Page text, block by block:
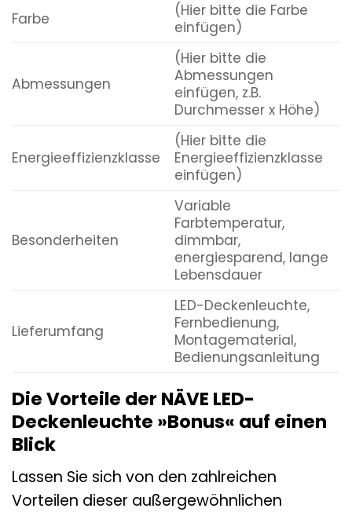
Farbe
(Hier bitte die Farbe
einfügen)
Abmessungen
(Hier bitte die
Abmessungen
einfügen, z.B.
Durchmesser x Höhe)
Energieeffizienzklasse
(Hier bitte die
Energieeffizienzklasse
einfügen)
Besonderheiten
Variable
Farbtemperatur,
dimmbar,
energiesparend, lange
Lebensdauer
Lieferumfang
LED-Deckenleuchte,
Fernbedienung,
Montagematerial,
Bedienungsanleitung
Die Vorteile der NÄVE LED-
Deckenleuchte »Bonus« auf einen
Blick
Lassen Sie sich von den zahlreichen
Vorteilen dieser außergewöhnlichen